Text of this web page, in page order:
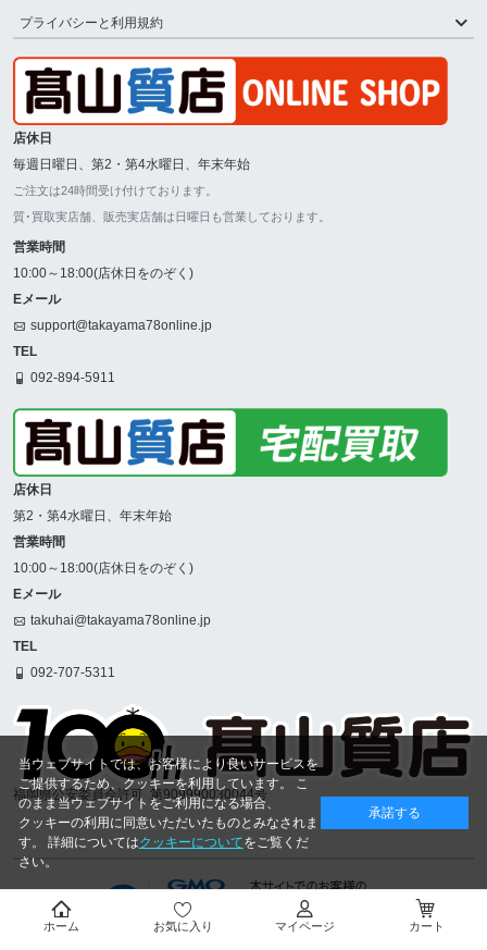
プライバシーと利用規約
店休日
毎週日曜日、第2・第4水曜日、年末年始
ご注文は24時間受け付けております。
質･買取実店舗、販売実店舗は日曜日も営業しております。
営業時間
10:00～18:00(店休日をのぞく)
Eメール
support@takayama78online.jp
TEL
092-894-5911
店休日
第2・第4水曜日、年末年始
営業時間
10:00～18:00(店休日をのぞく)
Eメール
takuhai@takayama78online.jp
TEL
092-707-5311
福岡県公安委員会許可 第909990030044号
ホーム お気に入り マイページ カート
当ウェブサイトでは、お客様により良いサービスを
ご提供するため、クッキーを利用しています。 こ
のまま当ウェブサイトをご利用になる場合、
クッキーの利用に同意いただいたものとみなされま
す。 詳細についてはクッキーについてをご覧くだ
さい。
承諾する